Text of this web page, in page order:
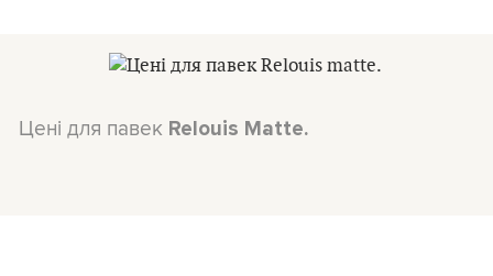
Цені для павек Relouis Matte.